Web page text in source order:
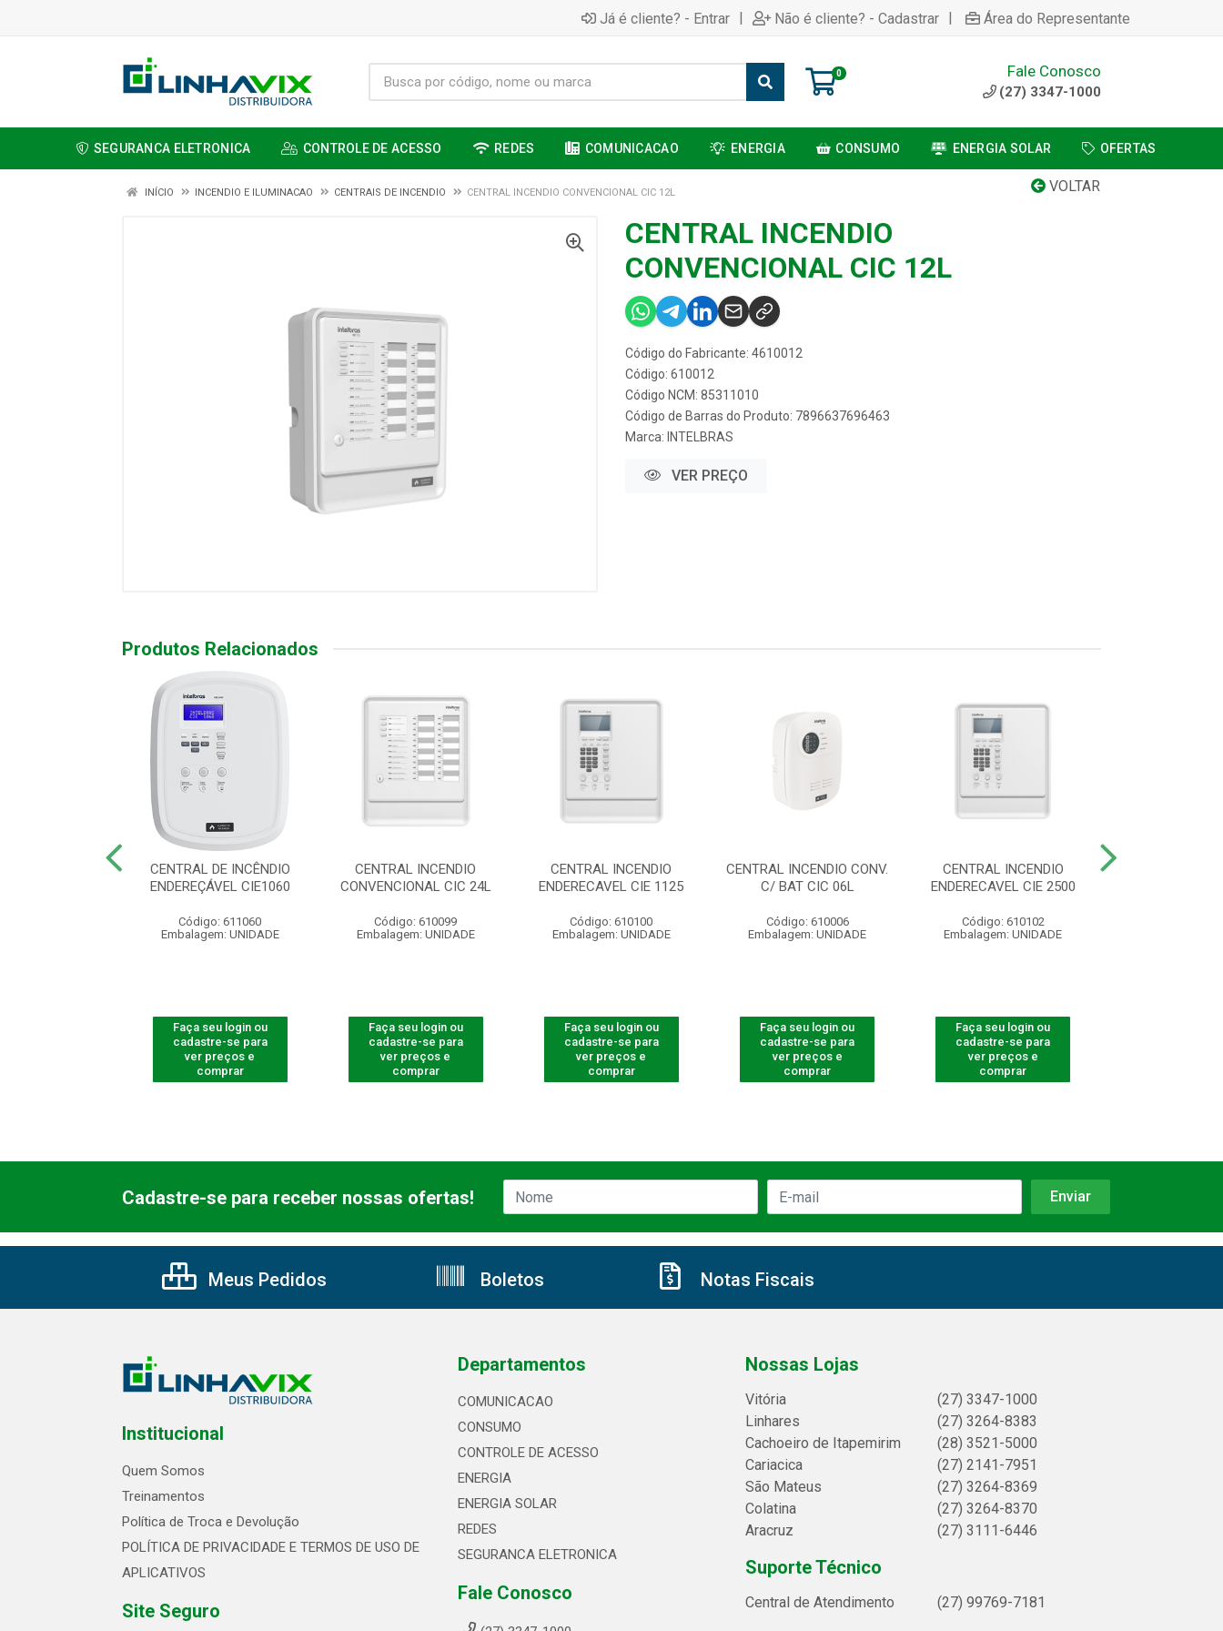
Já é cliente? - Entrar | Não é cliente? - Cadastrar | Área do Representante
0 Fale Conosco
(27) 3347-1000
SEGURANCA ELETRONICA CONTROLE DE ACESSO REDES COMUNICACAO ENERGIA CONSUMO ENERGIA SOLAR OFERTAS
VOLTAR
INÍCIO INCENDIO E ILUMINACAO CENTRAIS DE INCENDIO CENTRAL INCENDIO CONVENCIONAL CIC 12L
CENTRAL INCENDIO
CONVENCIONAL CIC 12L
Código do Fabricante: 4610012
Código: 610012
Código NCM: 85311010
Código de Barras do Produto: 7896637696463
Marca: INTELBRAS
VER PREÇO
Produtos Relacionados
CENTRAL DE INCÊNDIO
ENDEREÇÁVEL CIE1060
Código: 611060
Embalagem: UNIDADE
Faça seu login ou
cadastre-se para
ver preços e
comprar
CENTRAL INCENDIO
CONVENCIONAL CIC 24L
Código: 610099
Embalagem: UNIDADE
Faça seu login ou
cadastre-se para
ver preços e
comprar
CENTRAL INCENDIO
ENDERECAVEL CIE 1125
Código: 610100
Embalagem: UNIDADE
Faça seu login ou
cadastre-se para
ver preços e
comprar
CENTRAL INCENDIO CONV.
C/ BAT CIC 06L
Código: 610006
Embalagem: UNIDADE
Faça seu login ou
cadastre-se para
ver preços e
comprar
CENTRAL INCENDIO
ENDERECAVEL CIE 2500
Código: 610102
Embalagem: UNIDADE
Faça seu login ou
cadastre-se para
ver preços e
comprar
Cadastre-se para receber nossas ofertas!
Meus Pedidos Boletos Notas Fiscais
Institucional
Quem Somos
Treinamentos
Política de Troca e Devolução
POLÍTICA DE PRIVACIDADE E TERMOS DE USO DE
APLICATIVOS
Site Seguro
Departamentos
COMUNICACAO
CONSUMO
CONTROLE DE ACESSO
ENERGIA
ENERGIA SOLAR
REDES
SEGURANCA ELETRONICA
Fale Conosco
Nossas Lojas
Vitória
(27) 3347-1000
Linhares
(27) 3264-8383
Cachoeiro de Itapemirim
(28) 3521-5000
Cariacica
(27) 2141-7951
São Mateus
(27) 3264-8369
Colatina
(27) 3264-8370
Aracruz
(27) 3111-6446
Suporte Técnico
Central de Atendimento (27) 99769-7181